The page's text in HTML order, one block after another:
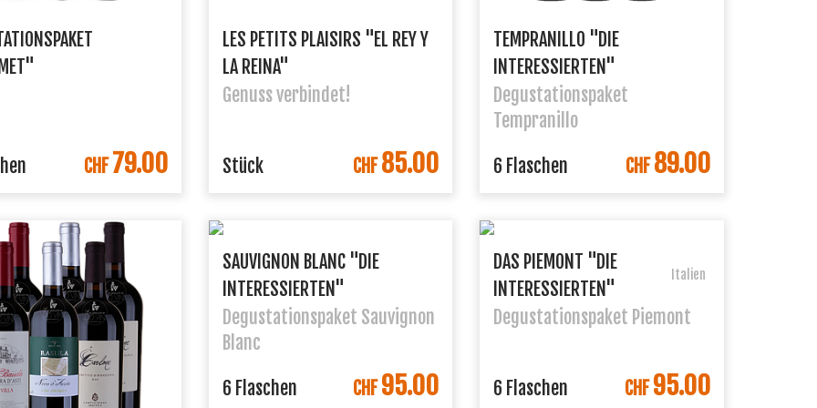
IN DEN WARENKORB
CHF79.00
LES PETITS PLAISIRS "EL REY Y
LA REINA"
Genuss verbindet!
IN DEN WARENKORB
Stück CHF85.00
TEMPRANILLO "DIE
INTERESSIERTEN"
Degustationspaket
Tempranillo
IN DEN WARENKORB
6 Flaschen CHF89.00
SAUVIGNON BLANC "DIE
INTERESSIERTEN"
Degustationspaket Sauvignon
Blanc
IN DEN WARENKORB
6 Flaschen CHF95.00
Italien
DAS PIEMONT "DIE
INTERESSIERTEN"
Degustationspaket Piemont
IN DEN WARENKORB
6 Flaschen CHF95.00